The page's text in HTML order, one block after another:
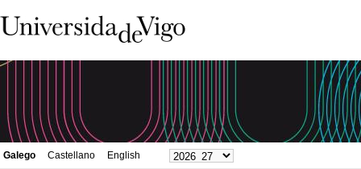
Galego Castellano English